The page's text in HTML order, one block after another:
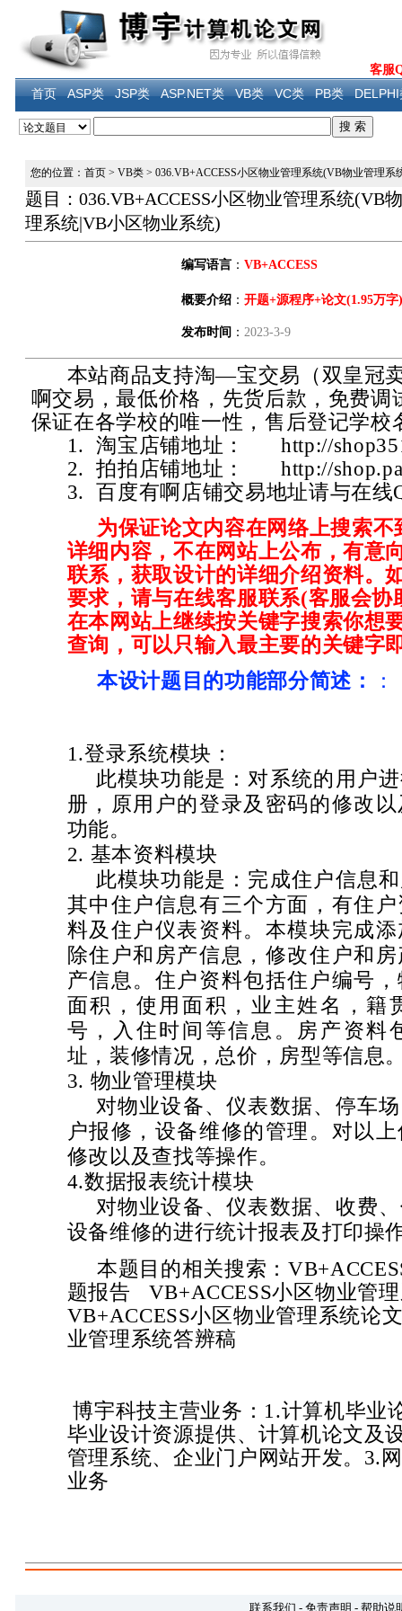
客服
首页 ASP类 JSP类 ASP.NET类 VB类 VC类 PB类 DELPHI
您的位置：首页> VB类> 036.VB+ACCESS小区物业管理系统(VB物业管理
题目：036.VB+ACCESS小区物业管理系统(VB
理系统|VB小区物业系统)
编写语言： VB+ACCESS
概要介绍： 开题+源程序+论文(1.95万字
发布时间 ： 2023-3-9
本站商品支持淘—宝交易（双皇冠
啊交易，最低价格，先货后款，免费调
保证在各学校的唯一性，售后登记学校
1. 淘宝店铺地址： http://
2. 拍拍店铺地址： http://
3. 百度有啊店铺交易地址请与在线
为保证论文内容在网络上搜索
详细内容，不在网站上公布，有意
联系，获取设计的详细介绍资料。
要求，请与在线客服联系(客服会
在本网站上继续按关键字搜索你想
查询，可以只输入最主要的关键字
本设计题目的功能部分简述：
：
1.登录系统模块：
此模块功能是：对系统的用户
册，原用户的登录及密码的修改
功能。
2. 基本资料模块
此模块功能是：完成住户信息
其中住户信息有三个方面，有住
料及住户仪表资料。本模块完成
除住户和房产信息，修改住户和
产信息。住户资料包括住户编号
面积，使用面积，业主姓名，籍
号，入住时间等信息。房产资料
址，装修情况，总价，房型等信息
3. 物业管理模块
对物业设备、仪表数据、停车
户报修，设备维修的管理。对以
修改以及查找等操作。
4.数据报表统计模块
对物业设备、仪表数据、收费
设备维修的进行统计报表及打印操
本题目的相关搜索：
题报告 VB+ACCESS小区物业管
VB+ACCESS小区物业管理系统论
业管理系统答辨稿
博宇科技主营业务：1.计算机毕业
毕业设计资源提供、计算机论文及
管理系统、企业门户网站开发。3.
业务
联系我们 - 免责声明 - 帮助说